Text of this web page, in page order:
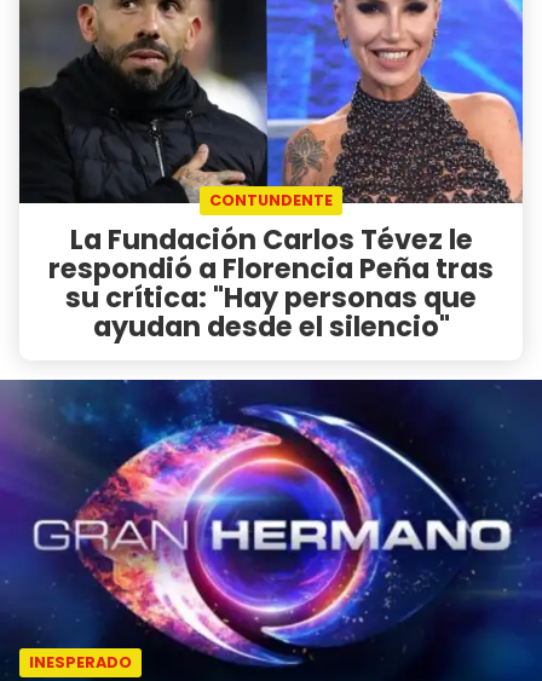
CONTUNDENTE
La Fundación Carlos Tévez le
respondió a Florencia Peña tras
su crítica: "Hay personas que
ayudan desde el silencio"
INESPERADO